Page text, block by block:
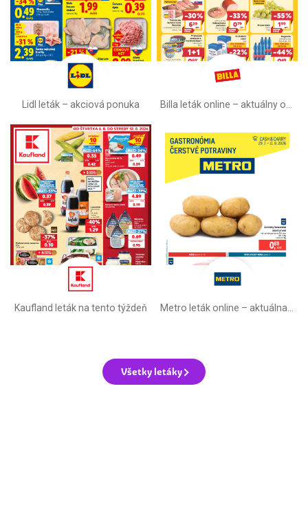
Lidl leták –⁠ akciová ponuka
Kaufland leták na tento týždeň
Všetky letáky